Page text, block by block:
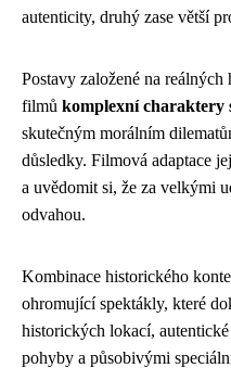
autenticity, druhý zase větší
Postavy založené na
filmů komplexní charaktery
skutečným morálním
důsledky. Filmová adaptace
a uvědomit si, že za velkými
odvahou.
Kombinace historického
ohromující spektákly, které
historických lokací,
pohyby a působivými